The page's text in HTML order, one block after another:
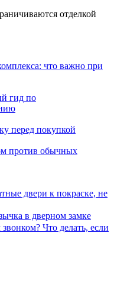
отделкой
что важно при
гид по
перед покупкой
против обычных
двери к покраске, не
в дверном замке
Что делать, если